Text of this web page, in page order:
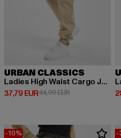
URBAN CLASSICS
Ladies High Waist Cargo Jogging
37,79 EUR
Derzeitiger Preis: 37,79 EUR
44,99 EURAktionspreis:
-10% -